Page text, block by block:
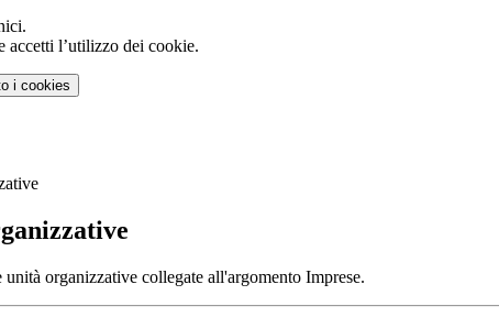
accetti l’utilizzo dei cookie.
i cookies
unità organizzative collegate all'argomento Imprese.